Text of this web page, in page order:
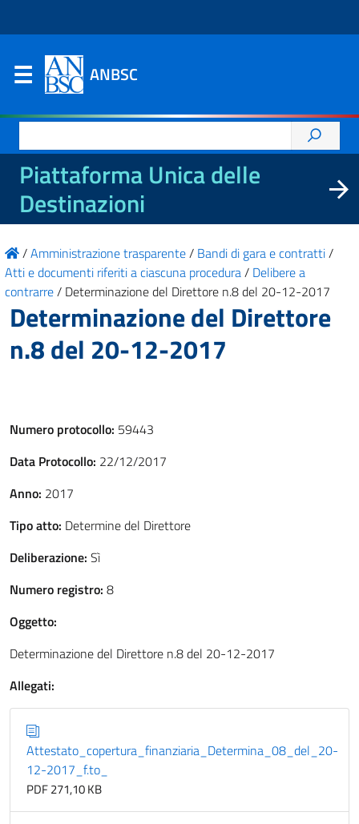
ANBSC
per:
Piattaforma Unica delle
Destinazioni
/Amministrazione trasparente/ Bandi di gara e contratti/
Atti e documenti riferiti a ciascuna procedura/ Delibere a
contrarre/ Determinazione del Direttore n.8 del 20-12-2017
Determinazione del Direttore
n.8 del 20-12-2017
Numero protocollo: 59443
Data Protocollo: 22/12/2017
Anno: 2017
Tipo atto: Determine del Direttore
Deliberazione: Sì
Numero registro: 8
Oggetto:
Determinazione del Direttore n.8 del 20-12-2017
Allegati:
Attestato_copertura_finanziaria_Determina_08_del_20-
12-2017_f.to_
PDF 271,10 KB